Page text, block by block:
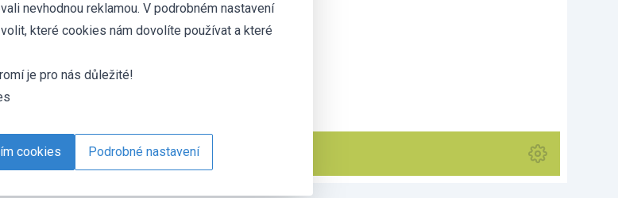
nevhodnou reklamou. V podrobném nastavení
které cookies nám dovolíte používat a které
je pro nás důležité!
cookies Podrobné nastavení